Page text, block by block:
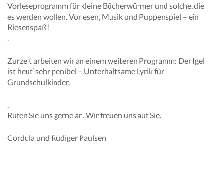
Vorleseprogramm für kleine Bücherwürmer und solche, die
es werden wollen. Vorlesen, Musik und Puppenspiel – ein
Riesenspaß!
Zurzeit arbeiten wir an einem weiteren Programm: Der Igel
ist heut`sehr penibel – Unterhaltsame Lyrik für
Grundschulkinder.
Rufen Sie uns gerne an. Wir freuen uns auf Sie.
Cordula und Rüdiger Paulsen